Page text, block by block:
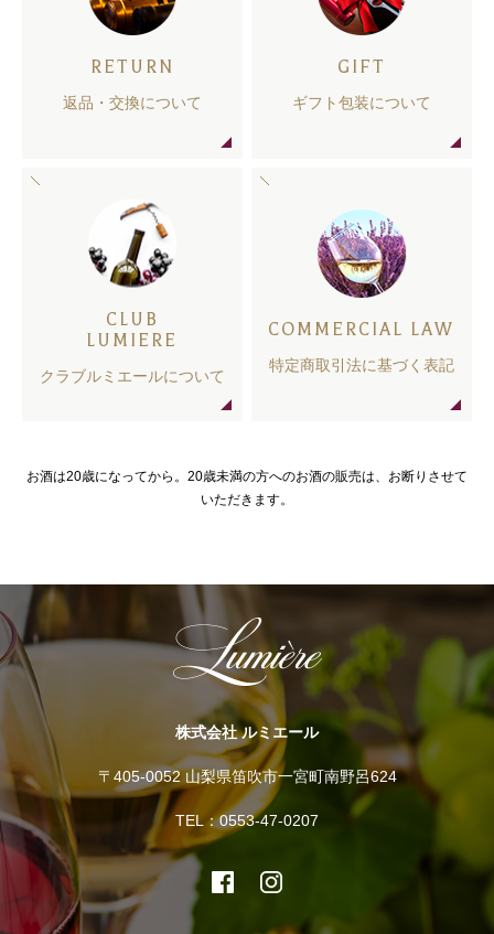
RETURN
返品・交換について
GIFT
ギフト包装について
CLUB
LUMIERE
クラブルミエールについて
COMMERCIAL LAW
特定商取引法に基づく表記
お酒は20歳になってから。20歳未満の方へのお酒の販売は、お断りさせて
いただきます。
株式会社 ルミエール
〒405-0052 山梨県笛吹市一宮町南野呂624
TEL：0553-47-0207